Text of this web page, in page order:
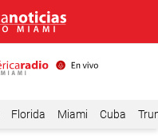
Florida Miami Cuba